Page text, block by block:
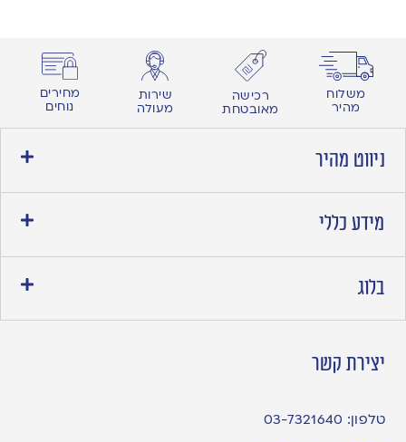
משלוח
מהיר
רכישה
מאובטחת
שירות
מעולה
מחירים
נוחים
ניווט מהיר
מידע כללי
בלוג
יצירת קשר
טלפון: 03-7321640